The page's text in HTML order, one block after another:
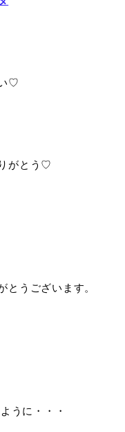
♡
がとう♡
とうございます。
うに・・・